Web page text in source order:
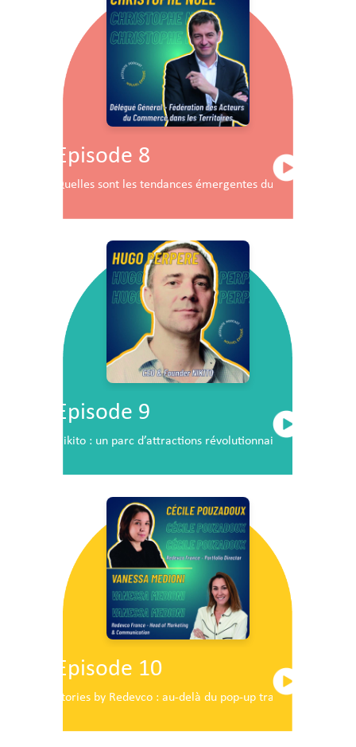
Episode 8
Quelles sont les tendances émergentes du commerce en
Episode 9
Nikito : un parc d’attractions révolutionnaire en plein
Episode 10
Stories by Redevco : au-delà du pop-up traditionnel